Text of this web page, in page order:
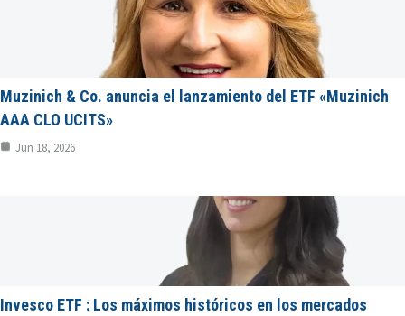
Muzinich & Co. anuncia el lanzamiento del ETF «Muzinich
AAA CLO UCITS»
Jun 18, 2026
Invesco ETF : Los máximos históricos en los mercados